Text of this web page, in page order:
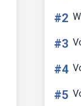
#2
#3
#4
#5